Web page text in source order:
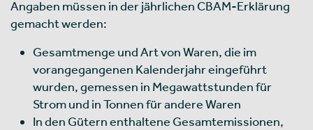
Angaben müssen in der jährlichen CBAM-Erklärung
gemacht werden:
Gesamtmenge und Art von Waren, die im
vorangegangenen Kalenderjahr eingeführt
wurden, gemessen in Megawattstunden für
Strom und in Tonnen für andere Waren
In den Gütern enthaltene Gesamtemissionen,